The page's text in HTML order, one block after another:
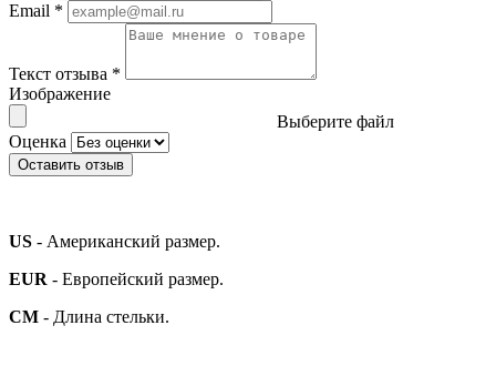
Email *
Текст отзыва *
Изображение
Выберите файл
Оценка
Оставить отзыв
US - Американский размер.
EUR - Европейский размер.
СМ - Длина стельки.